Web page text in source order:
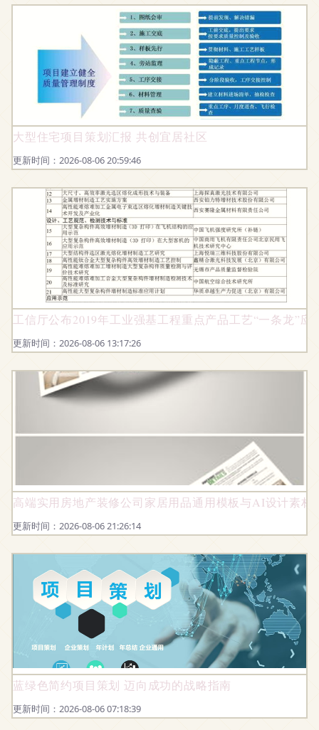
大型住宅项目策划汇报 共创宜居社区
更新时间：2026-08-06 20:59:46
工信厅公布2019年工业强基工程重点产品工艺“一条龙”
更新时间：2026-08-06 13:17:26
高端实用房地产装修公司家居用品通用模板与AI设计素
更新时间：2026-08-06 21:26:14
蓝绿色简约项目策划 迈向成功的战略指南
更新时间：2026-08-06 07:18:39